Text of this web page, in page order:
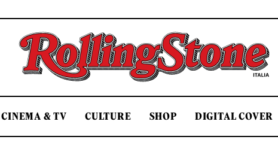
Rolling Stone Italia
CINEMA & TV CULTURE SHOP DIGITAL COVER